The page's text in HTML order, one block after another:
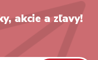
akcie a zľavy!